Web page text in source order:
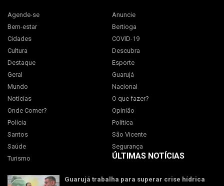
Agende-se
Anuncie
Bem-estar
Bertioga
Cidades
COVID-19
Cultura
Descubra
Destaque
Esporte
Geral
Guarujá
Mundo
Nacional
Notícias
O que fazer?
Onde Comer?
Opinião
Polícia
Política
Santos
São Vicente
Saúde
Segurança
Turismo
ÚLTIMAS NOTÍCIAS
Guarujá trabalha para superar crise hídrica